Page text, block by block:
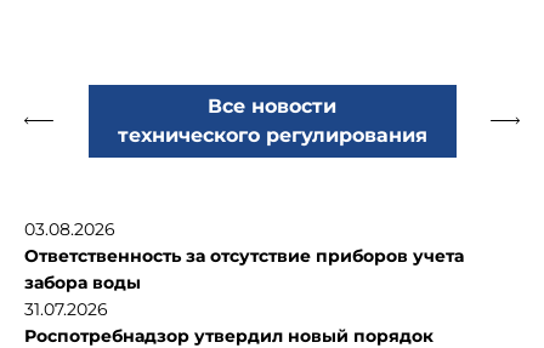
Все новости
технического регулирования
03.08.2026
Ответственность за отсутствие приборов учета
забора воды
31.07.2026
Роспотребнадзор утвердил новый порядок